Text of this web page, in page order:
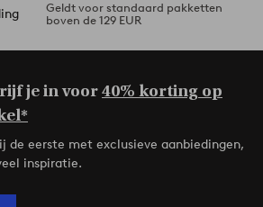
Geldt voor standaard pakketten
boven de 129 EUR
je in voor40% korting op
de eerste met exclusieve aanbiedingen,
inspiratie.